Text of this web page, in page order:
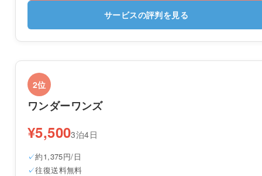
サービスの評判を見る
2位
ワンダーワンズ
¥5,5003泊4日
約1,375円/日
往復送料無料